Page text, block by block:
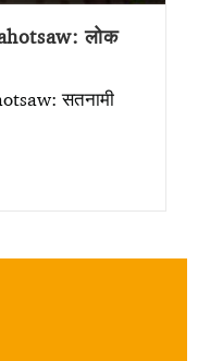
लोक
सतनामी